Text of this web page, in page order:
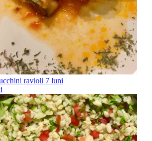
ravioli 7 luni